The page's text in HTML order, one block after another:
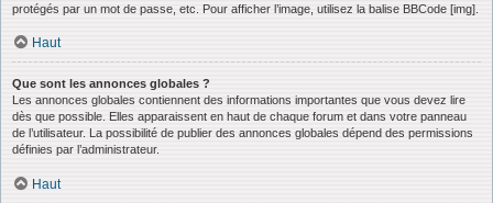
protégés par un mot de passe, etc. Pour afficher l’image, utilisez la balise BBCode [img].
Haut
Que sont les annonces globales ?
Les annonces globales contiennent des informations importantes que vous devez lire
dès que possible. Elles apparaissent en haut de chaque forum et dans votre panneau
de l’utilisateur. La possibilité de publier des annonces globales dépend des permissions
définies par l’administrateur.
Haut